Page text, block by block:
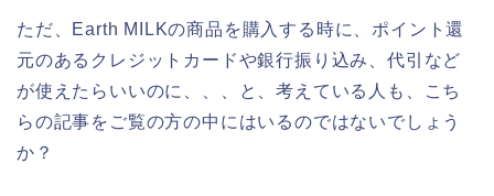
ただ、Earth MILKの商品を購入する時に、ポイント還
元のあるクレジットカードや銀行振り込み、代引など
が使えたらいいのに、、、と、考えている人も、こち
らの記事をご覧の方の中にはいるのではないでしょう
か？